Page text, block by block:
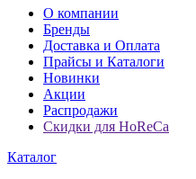
О компании
Бренды
Доставка и Оплата
Прайсы и Каталоги
Новинки
Акции
Распродажи
Скидки для HoReCa
Каталог